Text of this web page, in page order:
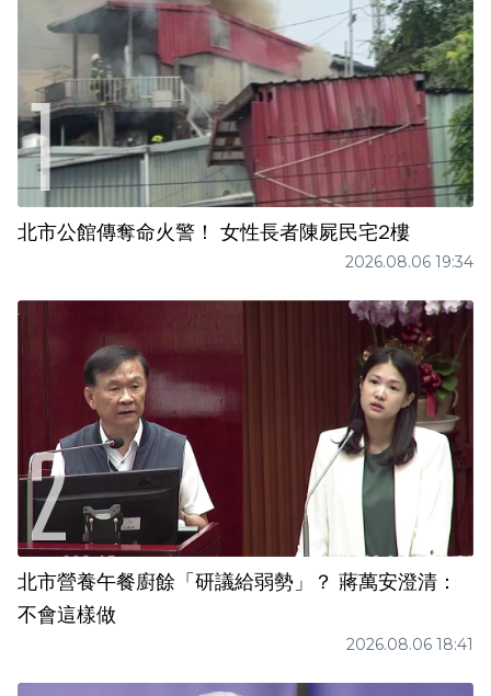
北市公館傳奪命火警！ 女性長者陳屍民宅2樓
2026.08.06 19:34
北市營養午餐廚餘「研議給弱勢」？ 蔣萬安澄清：
不會這樣做
2026.08.06 18:41